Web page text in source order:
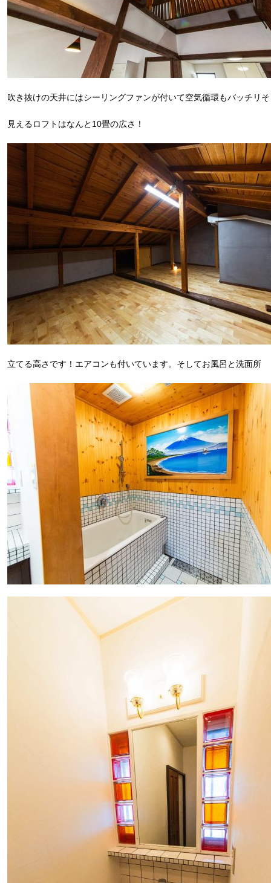
吹き抜けの天井にはシーリングファンが付いて空気循環もバッチリ
見えるロフトはなんと10畳の広さ！
立てる高さです！エアコンも付いています。そしてお風呂と洗面所